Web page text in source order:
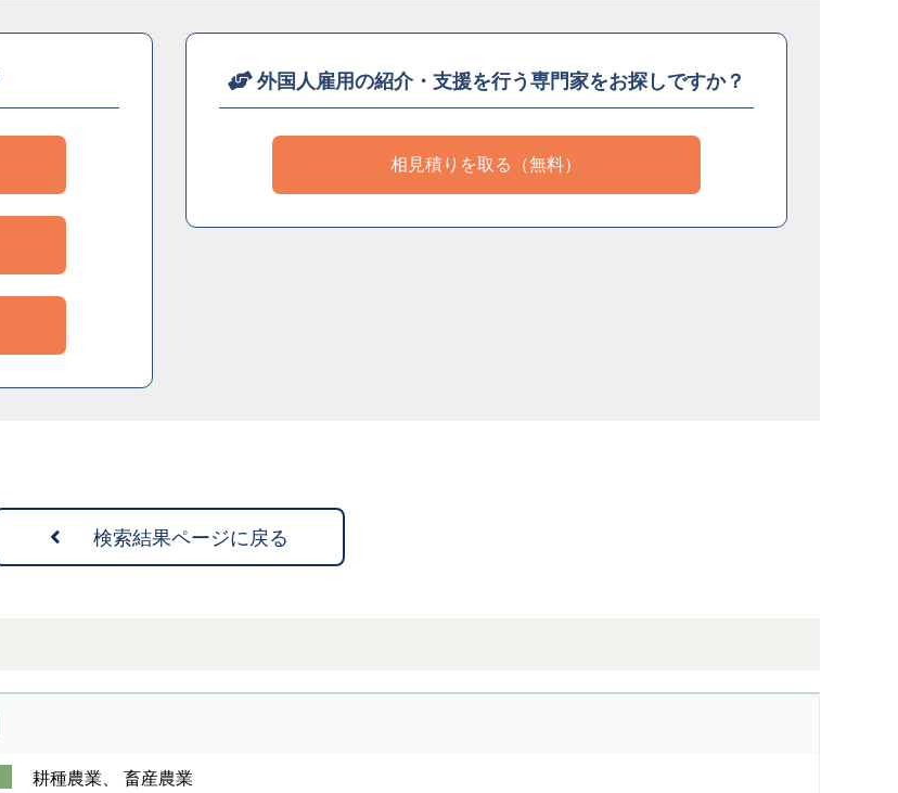
外国人雇用の紹介・支援を行う専門家をお探しですか？
相見積りを取る（無料）
検索結果ページに戻る
耕種農業 畜産農業